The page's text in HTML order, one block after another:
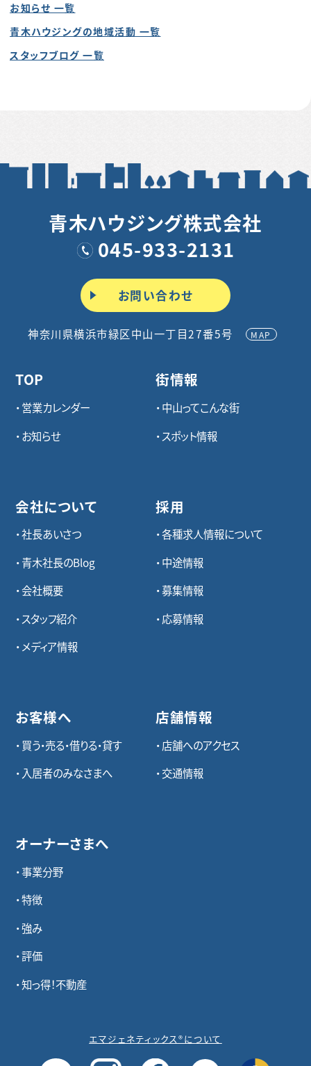
お知らせ 一覧
青木ハウジングの地域活動 一覧
スタッフブログ 一覧
青木ハウジング株式会社
045-933-2131
お問い合わせ
神奈川県横浜市緑区中山一丁目27番5号 MAP
TOP
営業カレンダー
お知らせ
会社について
社長あいさつ
青木社長のBlog
会社概要
スタッフ紹介
メディア情報
お客様へ
買う・売る・借りる・貸す
入居者のみなさまへ
オーナーさまへ
事業分野
特徴
強み
評価
知っ得！不動産
街情報
中山ってこんな街
スポット情報
採用
各種求⼈情報について
中途情報
募集情報
応募情報
店舗情報
店舗へのアクセス
交通情報
エマジェネティックス®について